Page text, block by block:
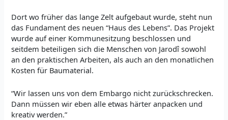
Dort wo früher das lange Zelt aufgebaut wurde, steht nun
das Fundament des neuen “Haus des Lebens”. Das Projekt
wurde auf einer Kommunesitzung beschlossen und
seitdem beteiligen sich die Menschen von Jarodî sowohl
an den praktischen Arbeiten, als auch an den monatlichen
Kosten für Baumaterial.
“Wir lassen uns von dem Embargo nicht zurückschrecken.
Dann müssen wir eben alle etwas härter anpacken und
kreativ werden.”